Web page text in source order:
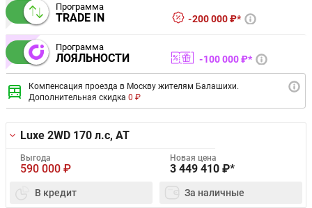
Программа
TRADE IN 200 000 ₽*
Программа
ЛОЯЛЬНОСТИ 100 000 ₽*
Компенсация проезда в Москву жителям Балашихи.
Дополнительная скидка 0 ₽
Luxe 2WD 170 л.с, AT
Выгода
590 000 ₽
Новая цена
3 449 410 ₽*
В кредит За наличные